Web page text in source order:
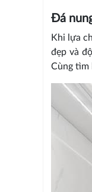
Đá
Khi lựa
đẹp và
Cùng tìm